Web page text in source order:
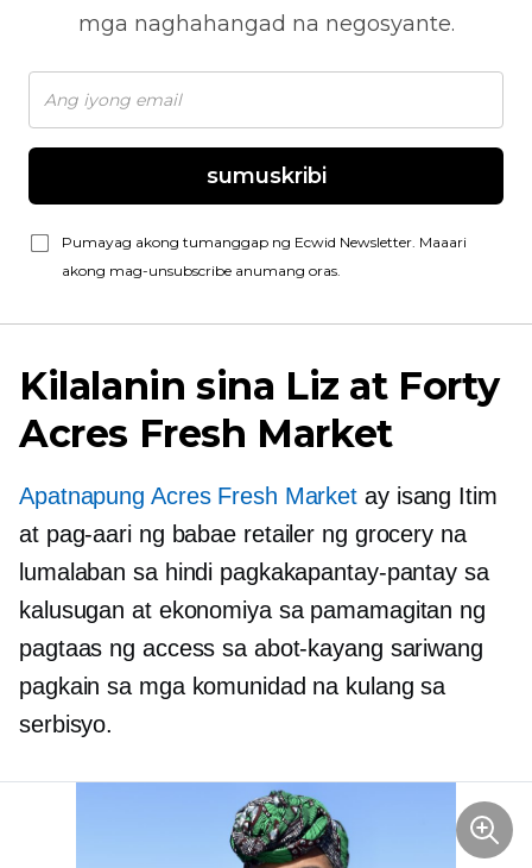
mga naghahangad na negosyante.
sumuskribi
Pumayag akong tumanggap ng Ecwid Newsletter. Maaari
akong mag-unsubscribe anumang oras.
Kilalanin sina Liz at Forty
Acres Fresh Market
Apatnapung Acres Fresh Market ay isang Itim
at pag-aari ng babae retailer ng grocery na
lumalaban sa hindi pagkakapantay-pantay sa
kalusugan at ekonomiya sa pamamagitan ng
pagtaas ng access sa abot-kayang sariwang
pagkain sa mga komunidad na kulang sa
serbisyo.